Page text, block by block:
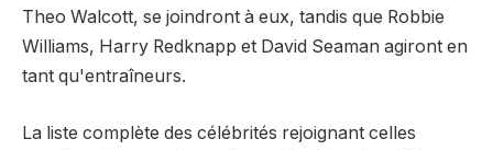
Theo Walcott, se joindront à eux, tandis que Robbie
Williams, Harry Redknapp et David Seaman agiront en
tant qu'entraîneurs.
La liste complète des célébrités rejoignant celles